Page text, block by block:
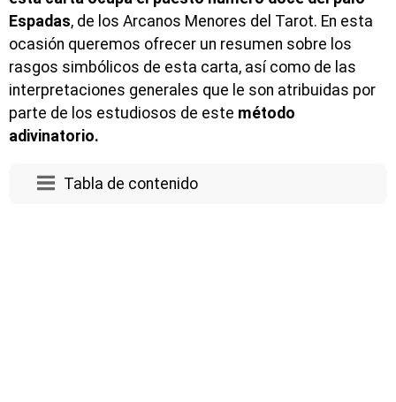
Espadas, de los Arcanos Menores del Tarot. En esta
ocasión queremos ofrecer un resumen sobre los
rasgos simbólicos de esta carta, así como de las
interpretaciones generales que le son atribuidas por
parte de los estudiosos de este método
adivinatorio.
Tabla de contenido